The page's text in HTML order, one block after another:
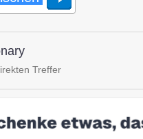
Treffer